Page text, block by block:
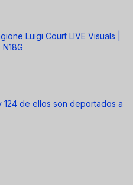
Luigi Court LIVE Visuals |
124 de ellos son deportados a